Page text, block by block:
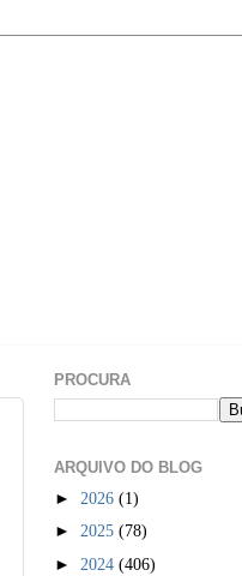
PROCURA
ARQUIVO DO BLOG
► 2026 (1)
► 2025 (78)
► 2024 (406)